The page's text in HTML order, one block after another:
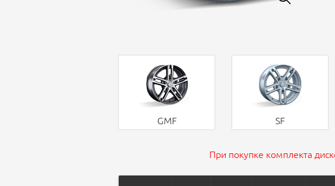
GMF SF
При покупке комплекта